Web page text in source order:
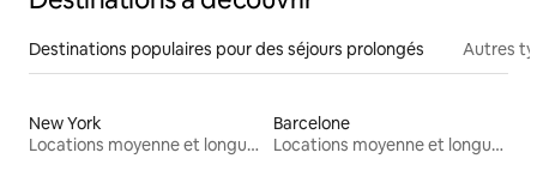
Destinations populaires pour des séjours prolongés Autres
New York
Locations moyenne et longue durée
Barcelone
Locations moyenne et longue durée